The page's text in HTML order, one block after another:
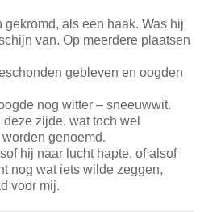
als een haak. Was hij
van. Op meerdere plaatsen
gebleven en oogden
nog witter – sneeuwwit.
zijde, wat toch wel
genoemd.
hij naar lucht hapte, of alsof
nog wat iets wilde zeggen,
voor mij.